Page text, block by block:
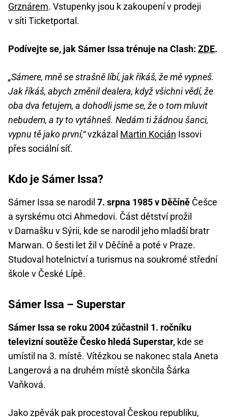
Grznárem. Vstupenky jsou k zakoupení v prodeji
v síti Ticketportal.
Podívejte se, jak Sámer Issa trénuje na Clash: ZDE.
„Sámere, mně se strašně líbí, jak říkáš, že mě vypneš.
Jak říkáš, abych změnil dealera, když všichni vědí, že
oba dva fetujem, a dohodli jsme se, že o tom mluvit
nebudem, a ty to vytáhneš. Nedám ti žádnou šanci,
vypnu tě jako první,“vzkázal Martin Kocián Issovi
přes sociální síť.
Kdo je Sámer Issa?
Sámer Issa se narodil 7. srpna 1985 v Děčíně Češce
a syrskému otci Ahmedovi. Část dětství prožil
v Damašku v Sýrii, kde se narodil jeho mladší bratr
Marwan. O šesti let žil v Děčíně a poté v Praze.
Studoval hotelnictví a turismus na soukromé střední
škole v České Lípě.
Sámer Issa – Superstar
Sámer Issa se roku 2004 zúčastnil 1. ročníku
televizní soutěže Česko hledá Superstar, kde se
umístil na 3. místě. Vítězkou se nakonec stala Aneta
Langerová a na druhém místě skončila Šárka
Vaňková.
Jako zpěvák pak procestoval Českou republiku,